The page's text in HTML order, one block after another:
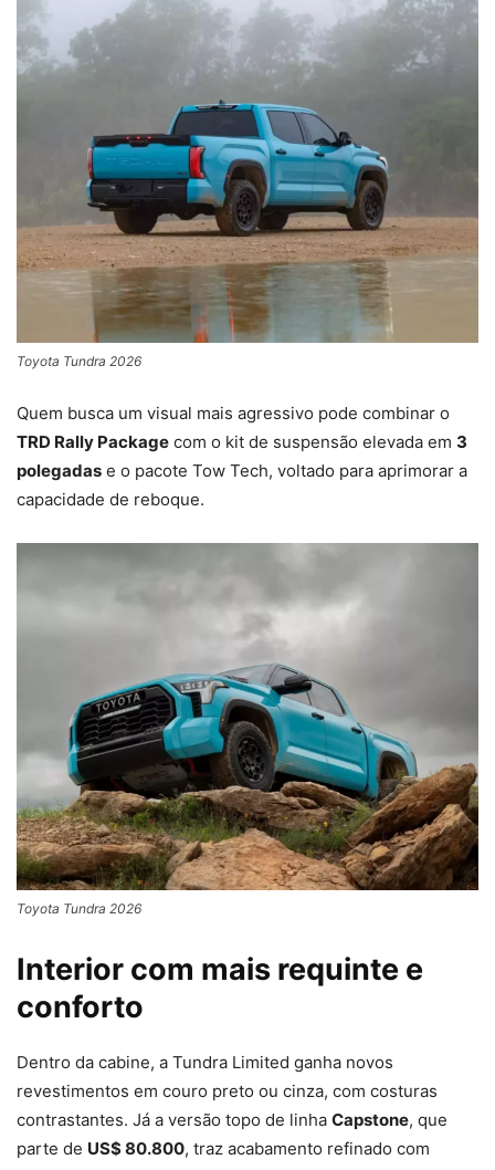
Toyota Tundra 2026
Quem busca um visual mais agressivo pode combinar o
TRD Rally Package com o kit de suspensão elevada em 3
polegadas e o pacote Tow Tech, voltado para aprimorar a
capacidade de reboque.
Toyota Tundra 2026
Interior com mais requinte e
conforto
Dentro da cabine, a Tundra Limited ganha novos
revestimentos em couro preto ou cinza, com costuras
contrastantes. Já a versão topo de linha Capstone, que
parte de US$ 80.800, traz acabamento refinado com